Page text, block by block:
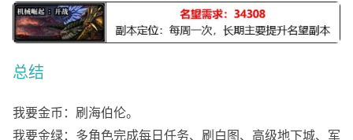
总结
我要金币：刷海伯伦。
我要金绿：多角色完成每日任务、刷白图、高级地下城、军